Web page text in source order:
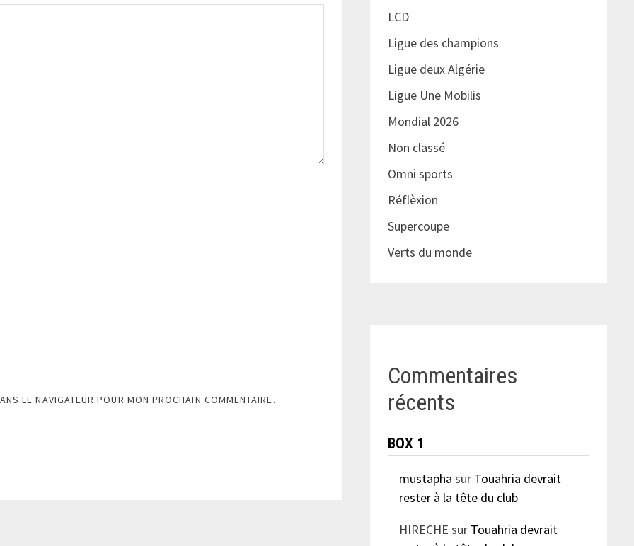
LE NAVIGATEUR POUR MON PROCHAIN COMMENTAIRE.
LCD
Ligue des champions
Ligue deux Algérie
Ligue Une Mobilis
Mondial 2026
Non classé
Omni sports
Réflèxion
Supercoupe
Verts du monde
Commentaires
récents
BOX 1
mustapha sur Touahria devrait
rester à la tête du club
HIRECHE sur Touahria devrait